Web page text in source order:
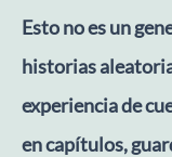
Esto no es un
historias
experiencia de
en capítulos,